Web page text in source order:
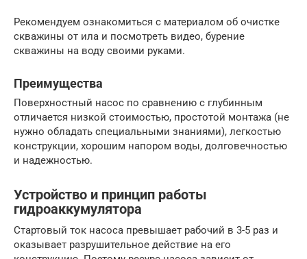
Рекомендуем ознакомиться с материалом об очистке
скважины от ила и посмотреть видео, бурение
скважины на воду своими руками.
Преимущества
Поверхностный насос по сравнению с глубинным
отличается низкой стоимостью, простотой монтажа (не
нужно обладать специальными знаниями), легкостью
конструкции, хорошим напором воды, долговечностью
и надежностью.
Устройство и принцип работы
гидроаккумулятора
Стартовый ток насоса превышает рабочий в 3-5 раз и
оказывает разрушительное действие на его